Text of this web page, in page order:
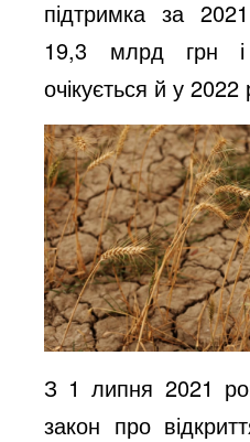
підтримка за
19,3 млрд грн
очікується й у 2022
З 1 липня 2021
закон про